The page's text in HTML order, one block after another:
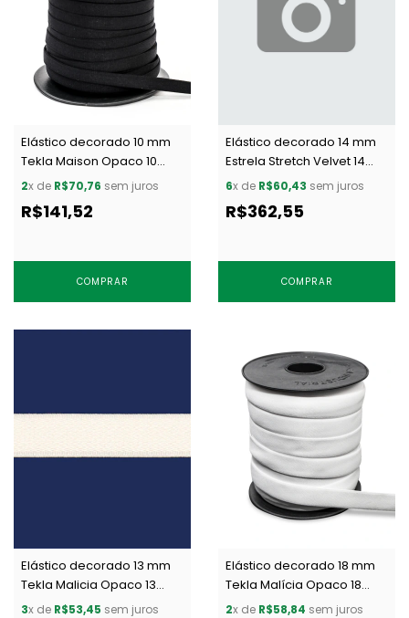
Elástico decorado 10 mm
Tekla Maison Opaco 10
preto c/ 50 m
2x de R$70,76 sem juros
R$141,52
COMPRAR
Elástico decorado 14 mm
Estrela Stretch Velvet 14
preto c/ 50 m
6x de R$60,43 sem juros
R$362,55
COMPRAR
Elástico decorado 13 mm
Tekla Malicia Opaco 13
branco c/ 50 m
3x de R$53,45 sem juros
Elástico decorado 18 mm
Tekla Malícia Opaco 18
branco c/ 30 m
2x de R$58,84 sem juros